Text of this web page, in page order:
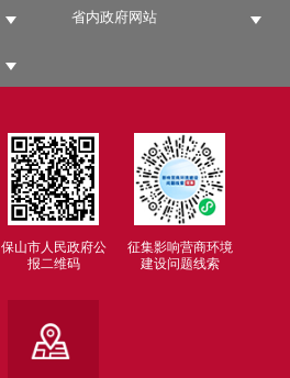
省内政府网站
保山市人民政府公
报二维码
征集影响营商环境
建设问题线索